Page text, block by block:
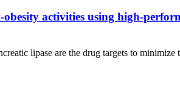
activities using high-
lipase are the drug targets to